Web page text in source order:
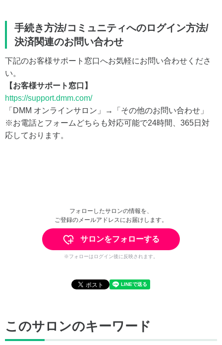
手続き方法/コミュニティへのログイン方法/
決済関連のお問い合わせ
下記のお客様サポート窓口へお気軽にお問い合わせくださ
い。
【お客様サポート窓口】
https://support.dmm.com/
「DMM オンラインサロン」→「その他のお問い合わせ」
※お電話とフォームどちらも対応可能で24時間、365日対
応しております。
フォローしたサロンの情報を、
ご登録のメールアドレスにお届けします。
サロンをフォローする
※フォローはログイン後に反映されます。
このサロンのキーワード